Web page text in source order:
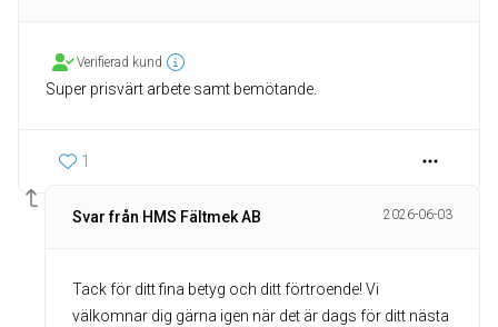
Verifierad kund
Super prisvärt arbete samt bemötande.
1
Svar från HMS Fältmek AB 2026-06-03
Tack för ditt fina betyg och ditt förtroende! Vi
välkomnar dig gärna igen när det är dags för ditt nästa